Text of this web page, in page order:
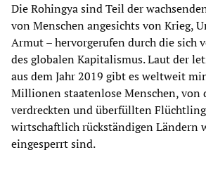
Die Rohingya sind Teil der
von Menschen angesichts von Krieg,
Armut – hervorgerufen durch die sich
des globalen Kapitalismus. Laut der
aus dem Jahr 2019 gibt es weltweit
Millionen staatenlose Menschen, von
verdreckten und überfüllten
wirtschaftlich rückständigen Ländern
eingesperrt sind.